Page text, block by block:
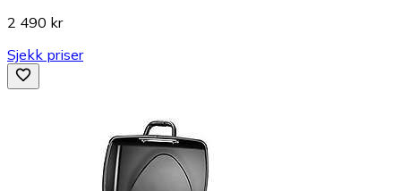
2 490 kr
Sjekk priser